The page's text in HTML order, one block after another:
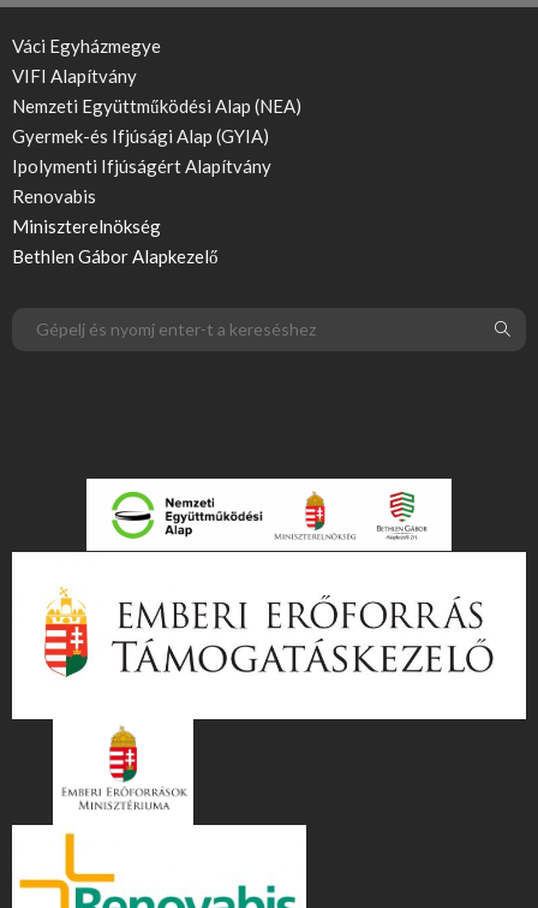
Váci Egyházmegye
VIFI Alapítvány
Nemzeti Együttműködési Alap (NEA)
Gyermek-és Ifjúsági Alap (GYIA)
Ipolymenti Ifjúságért Alapítvány
Renovabis
Miniszterelnökség
Bethlen Gábor Alapkezelő